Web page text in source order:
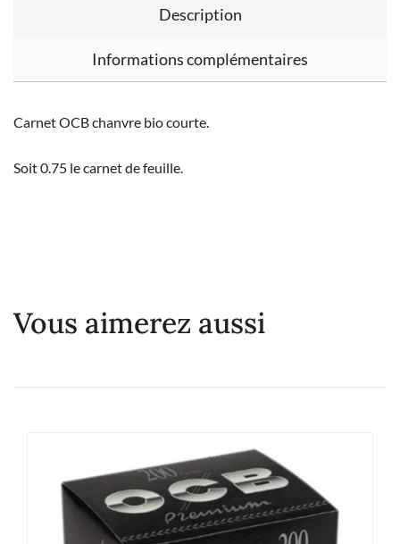
Description
Informations complémentaires
Carnet OCB chanvre bio courte.
Soit 0.75 le carnet de feuille.
Vous aimerez aussi